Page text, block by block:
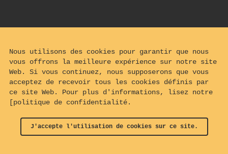
Nous utilisons des cookies pour garantir que nous
vous offrons la meilleure expérience sur notre site
Web. Si vous continuez, nous supposerons que vous
acceptez de recevoir tous les cookies définis par
ce site Web. Pour plus d'informations, lisez notre
[politique de confidentialité.
J'accepte l'utilisation de cookies sur ce site.